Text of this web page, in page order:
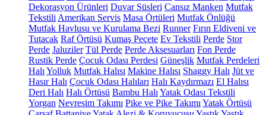
Dekorasyon Ürünleri Duvar Süsleri Cansız Manken Mutfak
Tekstili Amerikan Servis Masa Örtüleri Mutfak Önlüğü
Mutfak Havlusu ve Kurulama Bezi Runner Fırın Eldiveni ve
Tutacak Raf Örtüsü Kumaş Peçete Ev Tekstili Perde Stor
Perde Jaluziler Tül Perde Perde Aksesuarları Fon Perde
Rustik Perde Çocuk Odası Perdesi Güneşlik Mutfak Perdeleri
Halı Yolluk Mutfak Halısı Makine Halısı Shaggy Halı Jüt ve
Hasır Halı Çocuk Odası Halıları Halı Kaydırmazı El Halısı
Deri Halı Halı Örtüsü Bambu Halı Yatak Odası Tekstili
Yorgan Nevresim Takımı Pike ve Pike Takımı Yatak Örtüsü